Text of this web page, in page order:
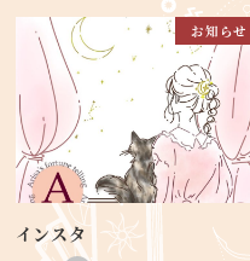
お知らせ
インスタ